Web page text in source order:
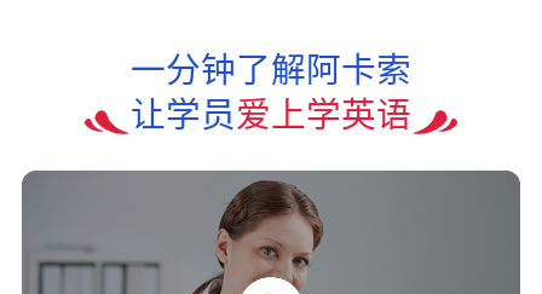
一分钟了解阿卡索
让学员爱上学英语